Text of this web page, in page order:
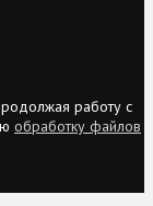
работу с
обработку файлов